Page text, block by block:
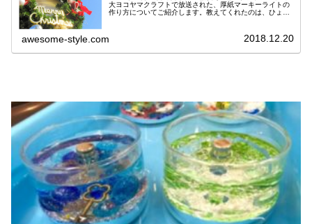
大ヨコヤマクラフトで放送された、厚紙マーキーライトの
作り方についてご紹介します。教えてくれたのは、ひょっ
awesome-style.com 2018.12.20